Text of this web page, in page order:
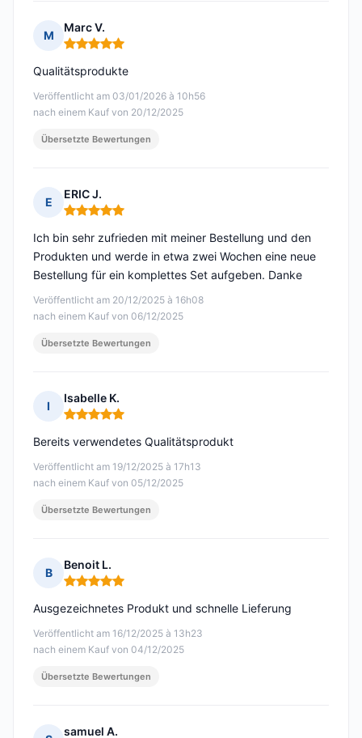
M
Marc V.
Hinweis: 5 von 5
Veröffentlicht am 03/01/2026 à 10h56
nach einem Kauf von 20/12/2025
Qualitätsprodukte
Übersetzte Bewertungen
E
ERIC J.
Hinweis: 5 von 5
Veröffentlicht am 20/12/2025 à 16h08
nach einem Kauf von 06/12/2025
Ich bin sehr zufrieden mit meiner Bestellung und den
Produkten und werde in etwa zwei Wochen eine neue
Bestellung für ein komplettes Set aufgeben. Danke
Übersetzte Bewertungen
I
Isabelle K.
Hinweis: 5 von 5
Veröffentlicht am 19/12/2025 à 17h13
nach einem Kauf von 05/12/2025
Bereits verwendetes Qualitätsprodukt
Übersetzte Bewertungen
B
Benoit L.
Hinweis: 5 von 5
Veröffentlicht am 16/12/2025 à 13h23
nach einem Kauf von 04/12/2025
Ausgezeichnetes Produkt und schnelle Lieferung
Übersetzte Bewertungen
samuel A.